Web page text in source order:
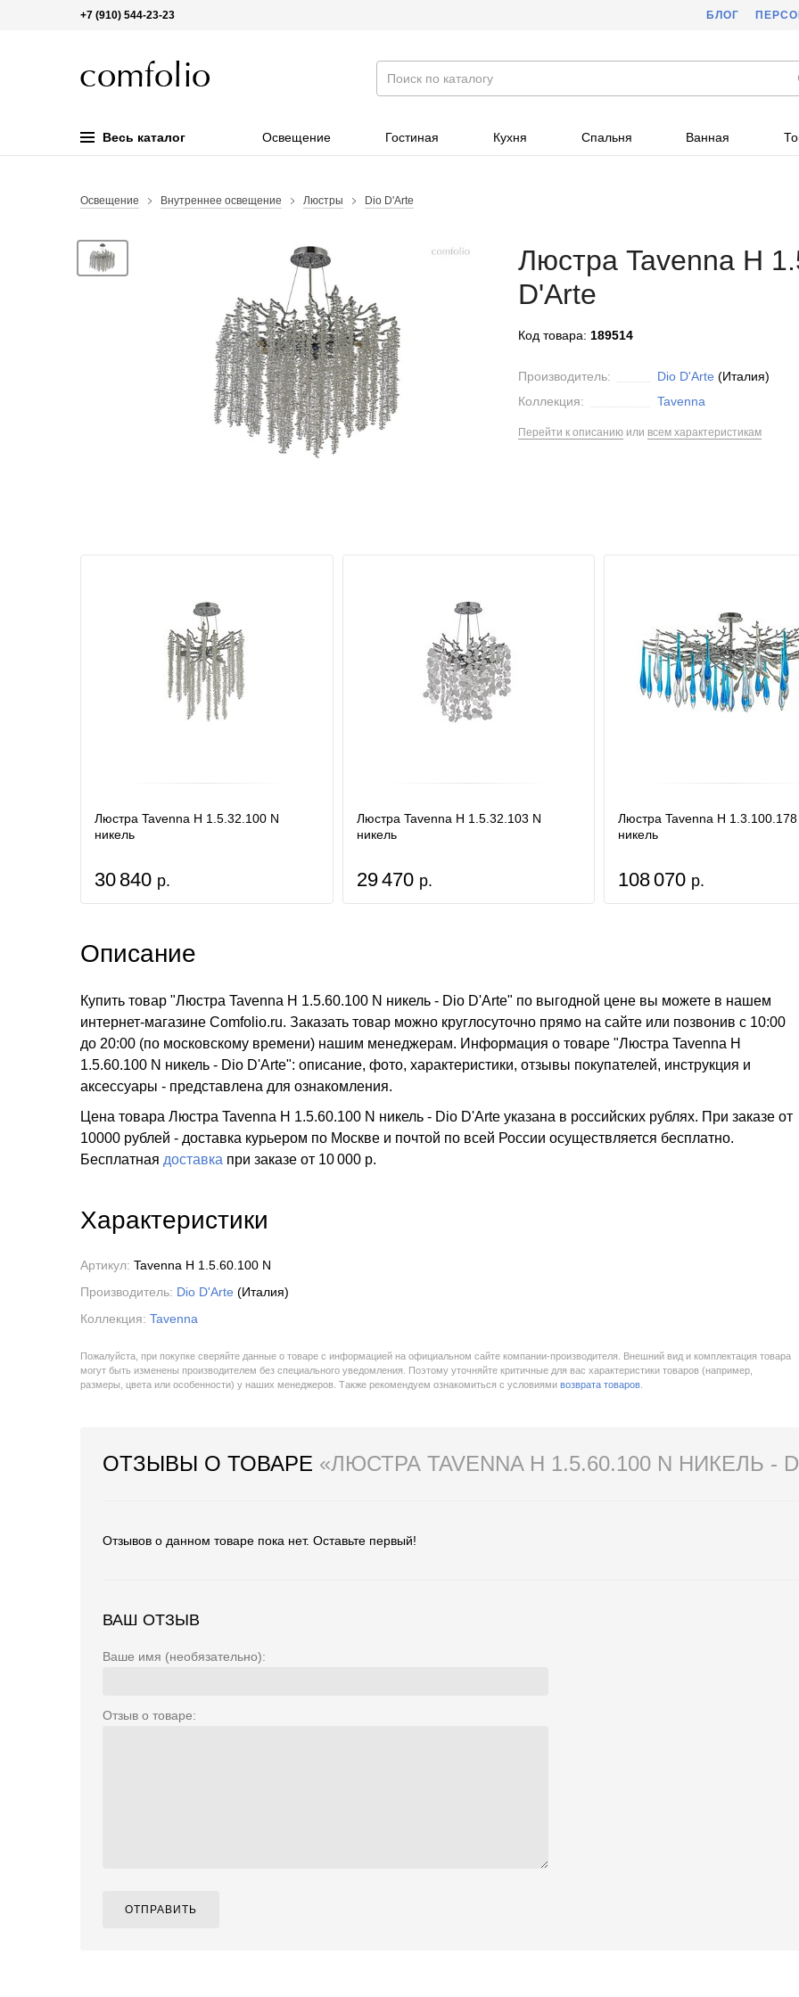
+7 (910) 544-23-23 БЛОГ
Весь каталог Освещение Гостиная Кухня Спальня Ванная
Освещение Внутреннее освещение Люстры Dio D'Arte
Люстра Tavenna H
D'Arte
Код товара: 189514
Производитель: Dio D'Arte (Италия)
Коллекция:
Tavenna
Перейти к описаниюили всем характеристикам
Люстра Tavenna H 1.5.32.100 N
никель
30 840 р.
Люстра Tavenna H 1.5.32.103 N
никель
29 470 р.
Люстра Tavenna H 1.3.100.178
никель
108 070 р.
Описание
Купить товар "Люстра Tavenna H 1.5.60.100 N никель - Dio D'Arte" по выгодной цене вы можете в нашем
интернет-магазине Comfolio.ru. Заказать товар можно круглосуточно прямо на сайте или позвонив с 10:00
до 20:00 (по московскому времени) нашим менеджерам. Информация о товаре "Люстра Tavenna H
1.5.60.100 N никель - Dio D'Arte": описание, фото, характеристики, отзывы покупателей, инструкция и
аксессуары - представлена для ознакомления.
Цена товара Люстра Tavenna H 1.5.60.100 N никель - Dio D'Arte указана в российских рублях. При заказе от
10000 рублей - доставка курьером по Москве и почтой по всей России осуществляется бесплатно.
Бесплатная доставка при заказе от 10 000 р.
Характеристики
Артикул: Tavenna H 1.5.60.100 N
Производитель: Dio D'Arte (Италия)
Коллекция: Tavenna
Пожалуйста, при покупке сверяйте данные о товаре с информацией на официальном сайте компании-производителя. Внешний вид и комплектация товара
могут быть изменены производителем без специального уведомления. Поэтому уточняйте критичные для вас характеристики товаров (например,
размеры, цвета или особенности) у наших менеджеров. Также рекомендуем ознакомиться с условиями возврата товаров
ОТЗЫВЫ О ТОВАРЕ «ЛЮСТРА TAVENNA H 1.5.60.100 N НИКЕЛЬ -
Отзывов о данном товаре пока нет. Оставьте первый!
ВАШ ОТЗЫВ
Ваше имя (необязательно):
Отзыв о товаре:
ОТПРАВИТЬ